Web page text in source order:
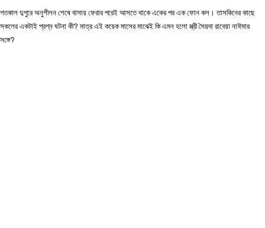
গতকাল দুপুরে অনুশীলন শেষে বাসায় ফেরার পরেই আসতে থাকে একের পর এক ফোন কল। তাসকিনের কাছে
সকলের একটাই প্রশ্ন ঘটনা কী? মাত্র এই কয়েক মাসের মাঝেই কি এমন হলো স্ত্রী সৈয়দা রাবেয়া নাঈমার
সঙ্গে?